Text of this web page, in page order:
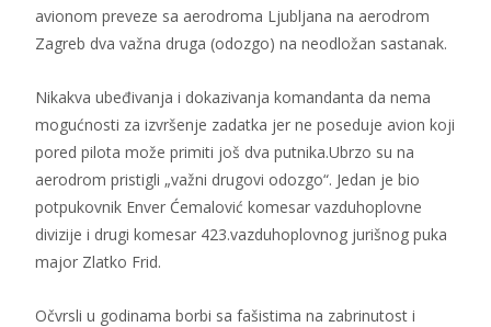
avionom preveze sa aerodroma Ljubljana na aerodrom
Zagreb dva važna druga (odozgo) na neodložan sastanak.
Nikakva ubeđivanja i dokazivanja komandanta da nema
mogućnosti za izvršenje zadatka jer ne poseduje avion koji
pored pilota može primiti još dva putnika.Ubrzo su na
aerodrom pristigli „važni drugovi odozgo“. Jedan je bio
potpukovnik Enver Ćemalović komesar vazduhoplovne
divizije i drugi komesar 423.vazduhoplovnog jurišnog puka
major Zlatko Frid.
Očvrsli u godinama borbi sa fašistima na zabrinutost i